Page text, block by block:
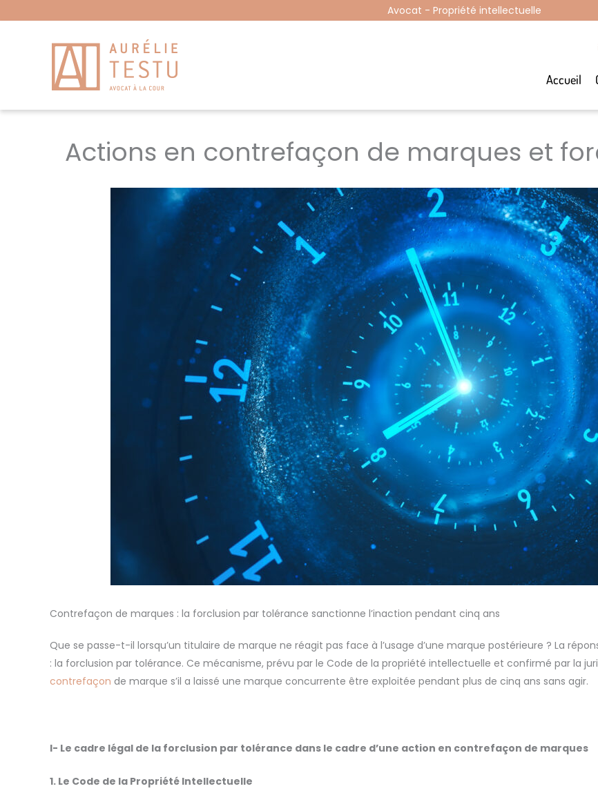
Avocat - Propriété intellectuelle
Accueil
Actions en contrefaçon de marques et
Contrefaçon de marques : la forclusion par tolérance sanctionne l’inaction pendant cinq ans
Que se passe-t-il lorsqu’un titulaire de marque ne réagit pas face à l’usage d’une marque postérieure ? La
: la forclusion par tolérance. Ce mécanisme, prévu par le Code de la propriété intellectuelle et confirmé par la
contrefaçon de marque s’il a laissé une marque concurrente être exploitée pendant plus de cinq ans sans agir.
I- Le cadre légal de la forclusion par tolérance dans le cadre d’une action en contrefaçon de marques
1. Le Code de la Propriété Intellectuelle